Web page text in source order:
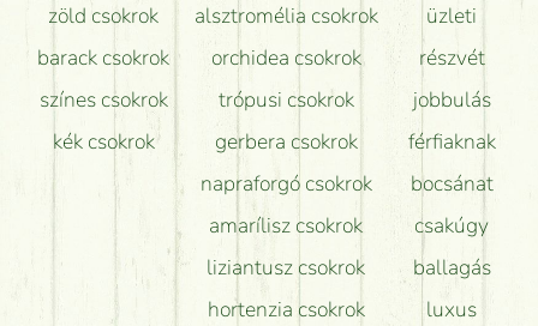
zöld csokrok
barack csokrok
színes csokrok
kék csokrok
alsztromélia csokrok
orchidea csokrok
trópusi csokrok
gerbera csokrok
napraforgó csokrok
amarílisz csokrok
liziantusz csokrok
hortenzia csokrok
üzleti
részvét
jobbulás
férfiaknak
bocsánat
csakúgy
ballagás
luxus